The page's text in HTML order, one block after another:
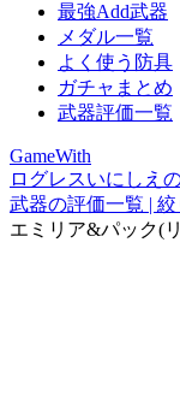
最強Add武器
メダル一覧
よく使う防具
ガチャまとめ
武器評価一覧
GameWith
ログレスいにしえ
武器の評価一覧 | 絞
エミリア&パック(